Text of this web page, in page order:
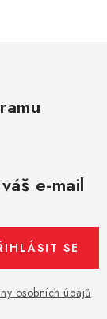
e-mail
osobních údajů
SE